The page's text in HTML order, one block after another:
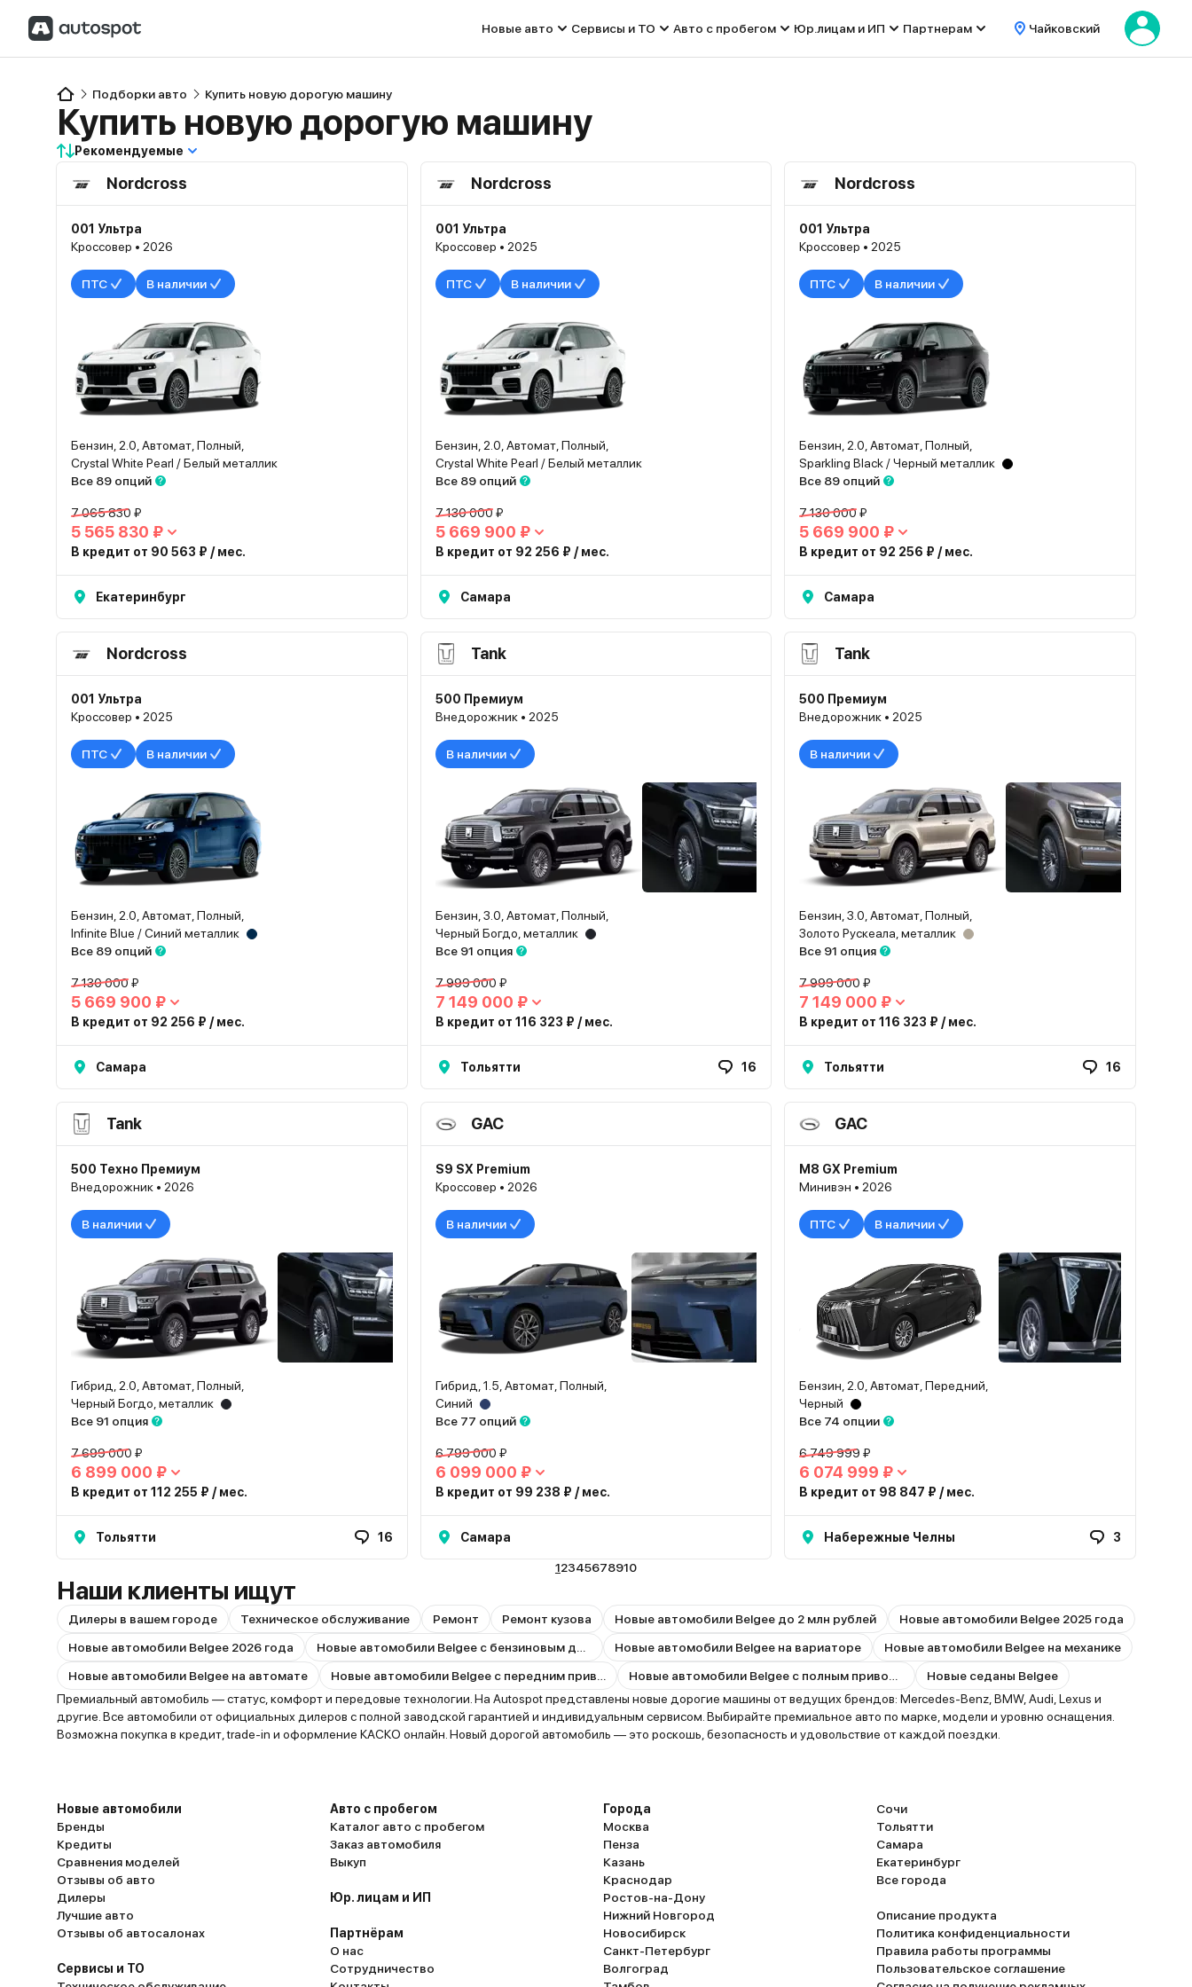
Новые авто Сервисы и ТО Авто с пробегом Юр.лицам и ИП Партнерам Чайковский
Подборки авто Купить новую дорогую машину
Купить новую дорогую машину
Рекомендуемые
Nordcross
001 Ультра
Кроссовер • 2026
ПТС В наличии
Бензин, 2.0, Автомат, Полный,
Crystal White Pearl / Белый металлик
Все 89 опций
7 065 830 ₽
5 565 830 ₽
В кредит от 90 563 ₽ / мес.
Екатеринбург
Nordcross
001 Ультра
Кроссовер • 2025
ПТС В наличии
Бензин, 2.0, Автомат, Полный,
Crystal White Pearl / Белый металлик
Все 89 опций
7 130 000 ₽
5 669 900 ₽
В кредит от 92 256 ₽ / мес.
Самара
Nordcross
001 Ультра
Кроссовер • 2025
ПТС В наличии
Бензин, 2.0, Автомат, Полный,
Sparkling Black / Черный металлик
Все 89 опций
7 130 000 ₽
5 669 900 ₽
В кредит от 92 256 ₽ / мес.
Самара
Nordcross
001 Ультра
Кроссовер • 2025
ПТС В наличии
Бензин, 2.0, Автомат, Полный,
Infinite Blue / Синий металлик
Все 89 опций
7 130 000 ₽
5 669 900 ₽
В кредит от 92 256 ₽ / мес.
Самара
Tank
500 Премиум
Внедорожник • 2025
В наличии
Бензин, 3.0, Автомат, Полный,
Черный Богдо, металлик
Все 91 опция
7 999 000 ₽
7 149 000 ₽
В кредит от 116 323 ₽ / мес.
Тольятти 16
Tank
500 Премиум
Внедорожник • 2025
В наличии
Бензин, 3.0, Автомат, Полный,
Золото Рускеала, металлик
Все 91 опция
7 999 000 ₽
7 149 000 ₽
В кредит от 116 323 ₽ / мес.
Тольятти 16
Tank
500 Техно Премиум
Внедорожник • 2026
В наличии
Гибрид, 2.0, Автомат, Полный,
Черный Богдо, металлик
Все 91 опция
7 699 000 ₽
6 899 000 ₽
В кредит от 112 255 ₽ / мес.
Тольятти 16
GAC
S9 SX Premium
Кроссовер • 2026
В наличии
Гибрид, 1.5, Автомат, Полный,
Синий
Все 77 опций
6 799 000 ₽
6 099 000 ₽
В кредит от 99 238 ₽ / мес.
Самара
GAC
M8 GX Premium
Минивэн • 2026
ПТС В наличии
Бензин, 2.0, Автомат, Передний,
Черный
Все 74 опции
6 749 999 ₽
6 074 999 ₽
В кредит от 98 847 ₽ / мес.
Набережные Челны 3
12345678910
Наши клиенты ищут
Дилеры в вашем городе Техническое обслуживание Ремонт Ремонт кузова Новые автомобили Belgee до 2 млн рублей
Новые автомобили Belgee 2025 года
Новые автомобили Belgee 2026 года
Новые автомобили Belgee на вариаторе
Новые автомобили Belgee на механике
Новые автомобили Belgee на автомате
Новые седаны Belgee
Премиальный автомобиль — статус, комфорт и передовые технологии. На Autospot представлены новые дорогие машины от ведущих брендов: Mercedes-Benz, BMW, Audi, Lexus и
другие. Все автомобили от официальных дилеров с полной заводской гарантией и индивидуальным сервисом. Выбирайте премиальное авто по марке, модели и уровню оснащения.
Возможна покупка в кредит, trade-in и оформление КАСКО онлайн. Новый дорогой автомобиль — это роскошь, безопасность и удовольствие от каждой поездки.
Новые автомобили
Бренды
Кредиты
Сравнения моделей
Отзывы об авто
Дилеры
Лучшие авто
Отзывы об автосалонах
Сервисы и ТО
Авто с пробегом
Каталог авто с пробегом
Заказ автомобиля
Выкуп
Юр. лицам и ИП
Партнёрам
О нас
Сотрудничество
Города
Москва
Пенза
Казань
Краснодар
Ростов-на-Дону
Нижний Новгород
Новосибирск
Санкт-Петербург
Волгоград
Сочи
Тольятти
Самара
Екатеринбург
Все города
Описание продукта
Политика конфиденциальности
Правила работы программы
Пользовательское соглашение